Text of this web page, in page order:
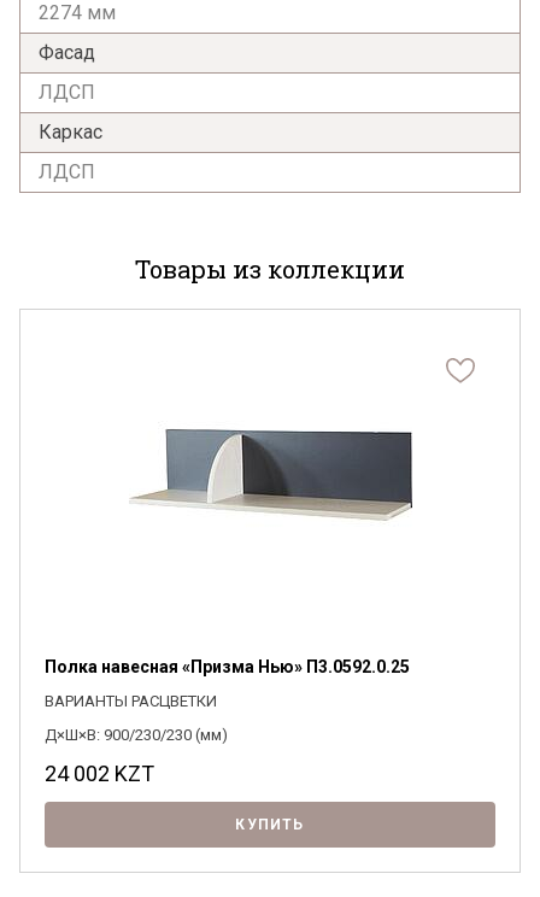
2274 мм
Фасад
ЛДСП
Каркас
ЛДСП
Товары из коллекции
Полка навесная «Призма Нью» П3.0592.0.25
ВАРИАНТЫ РАСЦВЕТКИ
Д×Ш×В: 900/230/230 (мм)
24 002 KZT
КУПИТЬ